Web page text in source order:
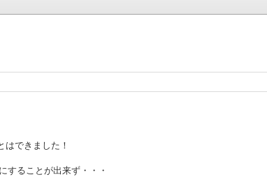
はできました！
することが出来ず・・・